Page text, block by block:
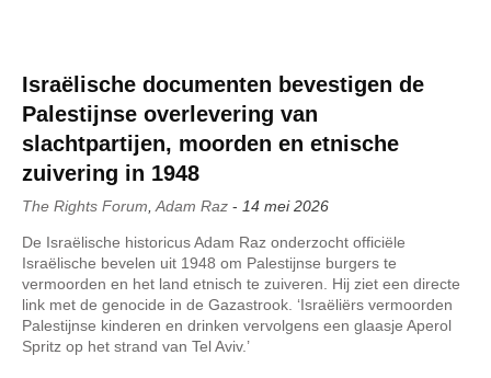
Israëlische documenten bevestigen de
Palestijnse overlevering van
slachtpartijen, moorden en etnische
zuivering in 1948
The Rights Forum,Adam Raz - 14 mei 2026
De Israëlische historicus Adam Raz onderzocht officiële
Israëlische bevelen uit 1948 om Palestijnse burgers te
vermoorden en het land etnisch te zuiveren. Hij ziet een directe
link met de genocide in de Gazastrook. ‘Israëliërs vermoorden
Palestijnse kinderen en drinken vervolgens een glaasje Aperol
Spritz op het strand van Tel Aviv.’